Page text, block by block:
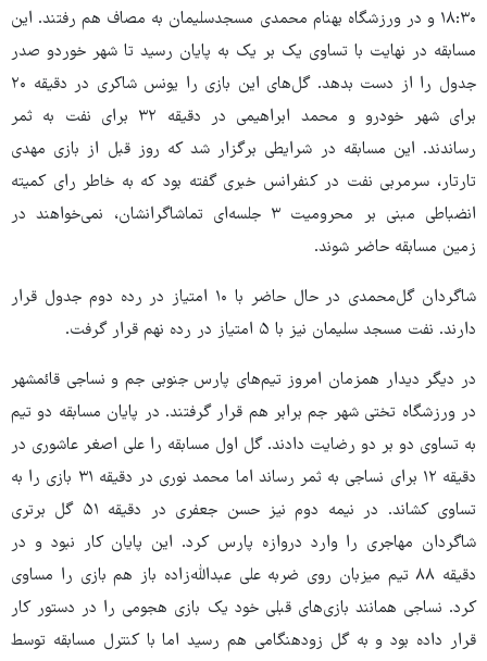
۱۸:۳۰ و در ورزشگاه بهنام محمدی مسجدسلیمان به مصاف هم رفتند. این
مسابقه در نهایت با تساوی یک بر یک به پایان رسید تا شهر خوردو صدر
جدول را از دست بدهد. گل‌های این بازی را یونس شاکری در دقیقه ۲۰
برای شهر خودرو و محمد ابراهیمی در دقیقه ۳۲ برای نفت به ثمر
رساندند. این مسابقه در شرایطی برگزار شد که روز قبل از بازی مهدی
تارتار، سرمربی نفت در کنفرانس خبری گفته بود که به خاطر رای کمیته
انضباطی مبنی بر محرومیت ۳ جلسه‌ای تماشاگرانشان، نمی‌خواهند در
زمین مسابقه حاضر شوند.
شاگردان گل‌محمدی در حال حاضر با ۱۰ امتیاز در رده دوم جدول قرار
دارند. نفت مسجد سلیمان نیز با ۵ امتیاز در رده نهم قرار گرفت.
در دیگر دیدار همزمان امروز تیم‌های پارس جنوبی جم و نساجی قائمشهر
در ورزشگاه تختی شهر جم برابر هم قرار گرفتند. در پایان مسابقه دو تیم
به تساوی دو بر دو رضایت دادند. گل اول مسابقه را علی اصغر عاشوری در
دقیقه ۱۲ برای نساجی به ثمر رساند اما محمد نوری در دقیقه ۳۱ بازی را به
تساوی کشاند. در نیمه دوم نیز حسن جعفری در دقیقه ۵۱ گل برتری
شاگردان مهاجری را وارد دروازه پارس کرد. این پایان کار نبود و در
دقیقه ۸۸ تیم میزبان روی ضربه علی عبدالله‌زاده باز هم بازی را مساوی
کرد. نساجی همانند بازی‌های قبلی خود یک بازی هجومی را در دستور کار
قرار داده بود و به گل زودهنگامی هم رسید اما با کنترل مسابقه توسط